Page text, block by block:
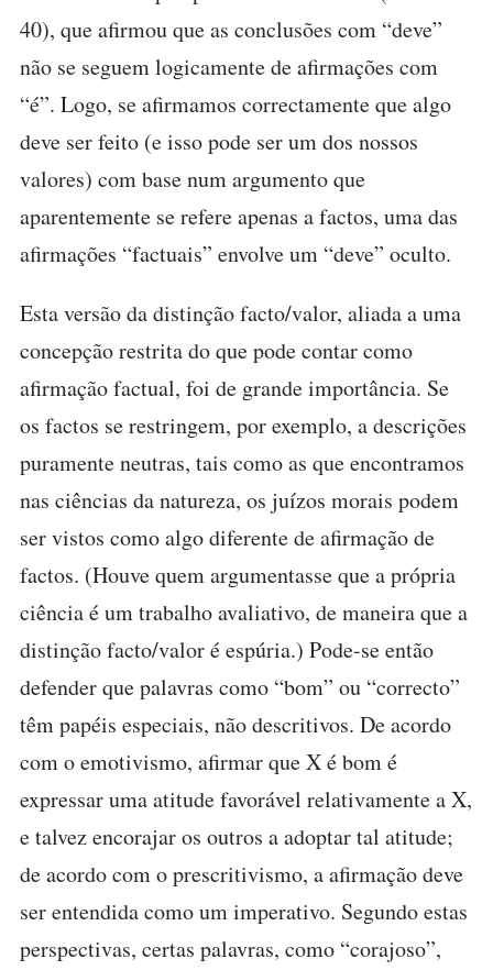
40), que afirmou que as conclusões com “deve”
não se seguem logicamente de afirmações com
“é”. Logo, se afirmamos correctamente que algo
deve ser feito (e isso pode ser um dos nossos
valores) com base num argumento que
aparentemente se refere apenas a factos, uma das
afirmações “factuais” envolve um “deve” oculto.
Esta versão da distinção facto/valor, aliada a uma
concepção restrita do que pode contar como
afirmação factual, foi de grande importância. Se
os factos se restringem, por exemplo, a descrições
puramente neutras, tais como as que encontramos
nas ciências da natureza, os juízos morais podem
ser vistos como algo diferente de afirmação de
factos. (Houve quem argumentasse que a própria
ciência é um trabalho avaliativo, de maneira que a
distinção facto/valor é espúria.) Pode-se então
defender que palavras como “bom” ou “correcto”
têm papéis especiais, não descritivos. De acordo
com o emotivismo, afirmar que X é bom é
expressar uma atitude favorável relativamente a X,
e talvez encorajar os outros a adoptar tal atitude;
de acordo com o prescritivismo, a afirmação deve
ser entendida como um imperativo. Segundo estas
perspectivas, certas palavras, como “corajoso”,